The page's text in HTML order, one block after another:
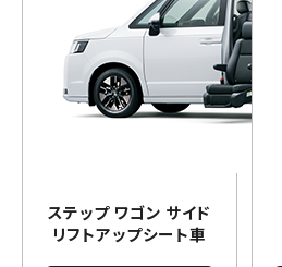
ステップ ワゴン サイド
リフトアップシート車